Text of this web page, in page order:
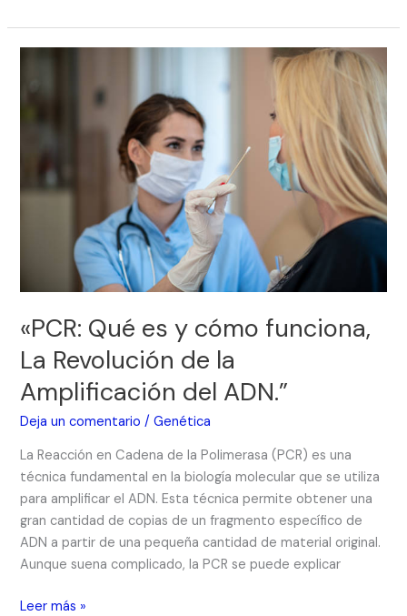
«PCR: Qué es y cómo funciona,
La Revolución de la
Amplificación del ADN.”
Deja un comentario /Genética
La Reacción en Cadena de la Polimerasa (PCR) es una
técnica fundamental en la biología molecular que se utiliza
para amplificar el ADN. Esta técnica permite obtener una
gran cantidad de copias de un fragmento específico de
ADN a partir de una pequeña cantidad de material original.
Aunque suena complicado, la PCR se puede explicar
y
funciona,
La
Amplificación
del
ADN.”
Leer más »